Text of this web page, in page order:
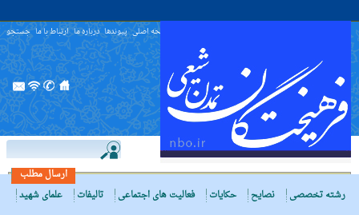
صفحه اصلی پیوندها درباره ما ارتباط با ما جستجو
ارسال مطلب
رشته تخصصی
نصایح حکایات فعالیت های اجتماعی تالیفات
علمای شهید